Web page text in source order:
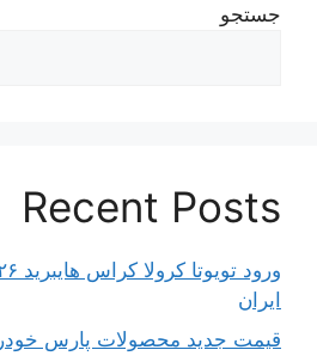
جستجو
Recent Posts
ایران
قیمت جدید محصولات پارس